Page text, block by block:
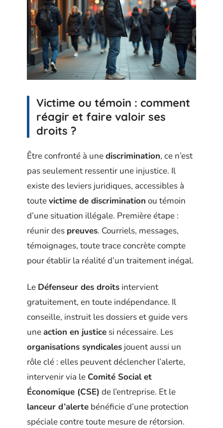
Victime ou témoin : comment
réagir et faire valoir ses
droits ?
Être confronté à unediscrimination, ce n’est
pas seulement ressentir une injustice. Il
existe des leviers juridiques, accessibles à
toutevictime de discrimination ou témoin
d’une situation illégale. Première étape :
réunir des preuves. Courriels, messages,
témoignages, toute trace concrète compte
pour établir la réalité d’un traitement inégal.
Le Défenseur des droits intervient
gratuitement, en toute indépendance. Il
conseille, instruit les dossiers et guide vers
uneaction en justice si nécessaire. Les
organisations syndicales jouent aussi un
rôle clé : elles peuvent déclencher l’alerte,
intervenir via le Comité Social et
Économique (CSE) de l’entreprise. Et le
lanceur d’alerte bénéficie d’une protection
spéciale contre toute mesure de rétorsion.